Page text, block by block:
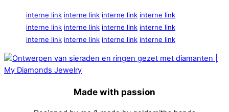
interne link interne link interne link interne link
interne link interne link interne link interne link
interne link interne link interne link interne link
Made with passion